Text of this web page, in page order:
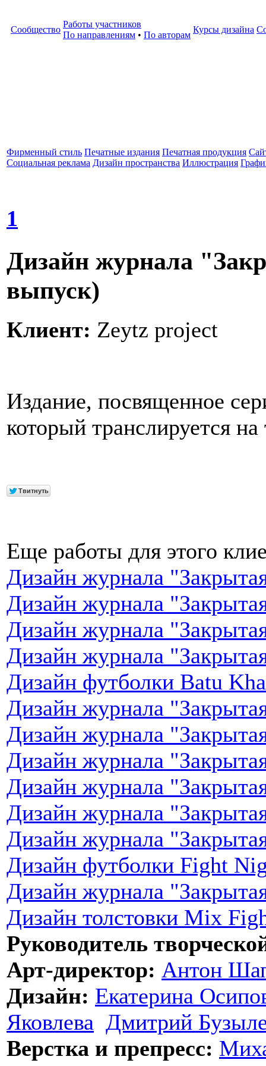
Сообщество
Работы участников
По направлениям • По авторам
Курсы дизайна
Фирменный стиль Печатные издания Печатная продукция
Социальная реклама Дизайн пространства Иллюстрация
1
Дизайн журнала
выпуск)
Клиент: Zeytz project
Издание, посвященное
который транслируется
Еще работы для этого
Дизайн журнала
Дизайн журнала
Дизайн журнала
Дизайн журнала
Дизайн футболки Batu
Дизайн журнала
Дизайн журнала
Дизайн журнала
Дизайн журнала
Дизайн журнала
Дизайн журнала
Дизайн футболки Fight
Дизайн журнала
Дизайн толстовки Mix
Руководитель
Арт-директор: Антон
Дизайн: Екатерина
Яковлева Дмитрий
Верстка и препресс: